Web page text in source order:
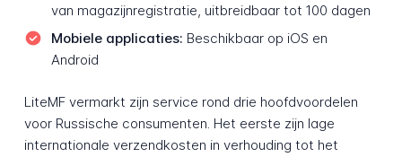
van magazijnregistratie, uitbreidbaar tot 100 dagen
Mobiele applicaties: Beschikbaar op iOS en
Android
LiteMF vermarkt zijn service rond drie hoofdvoordelen
voor Russische consumenten. Het eerste zijn lage
internationale verzendkosten in verhouding tot het